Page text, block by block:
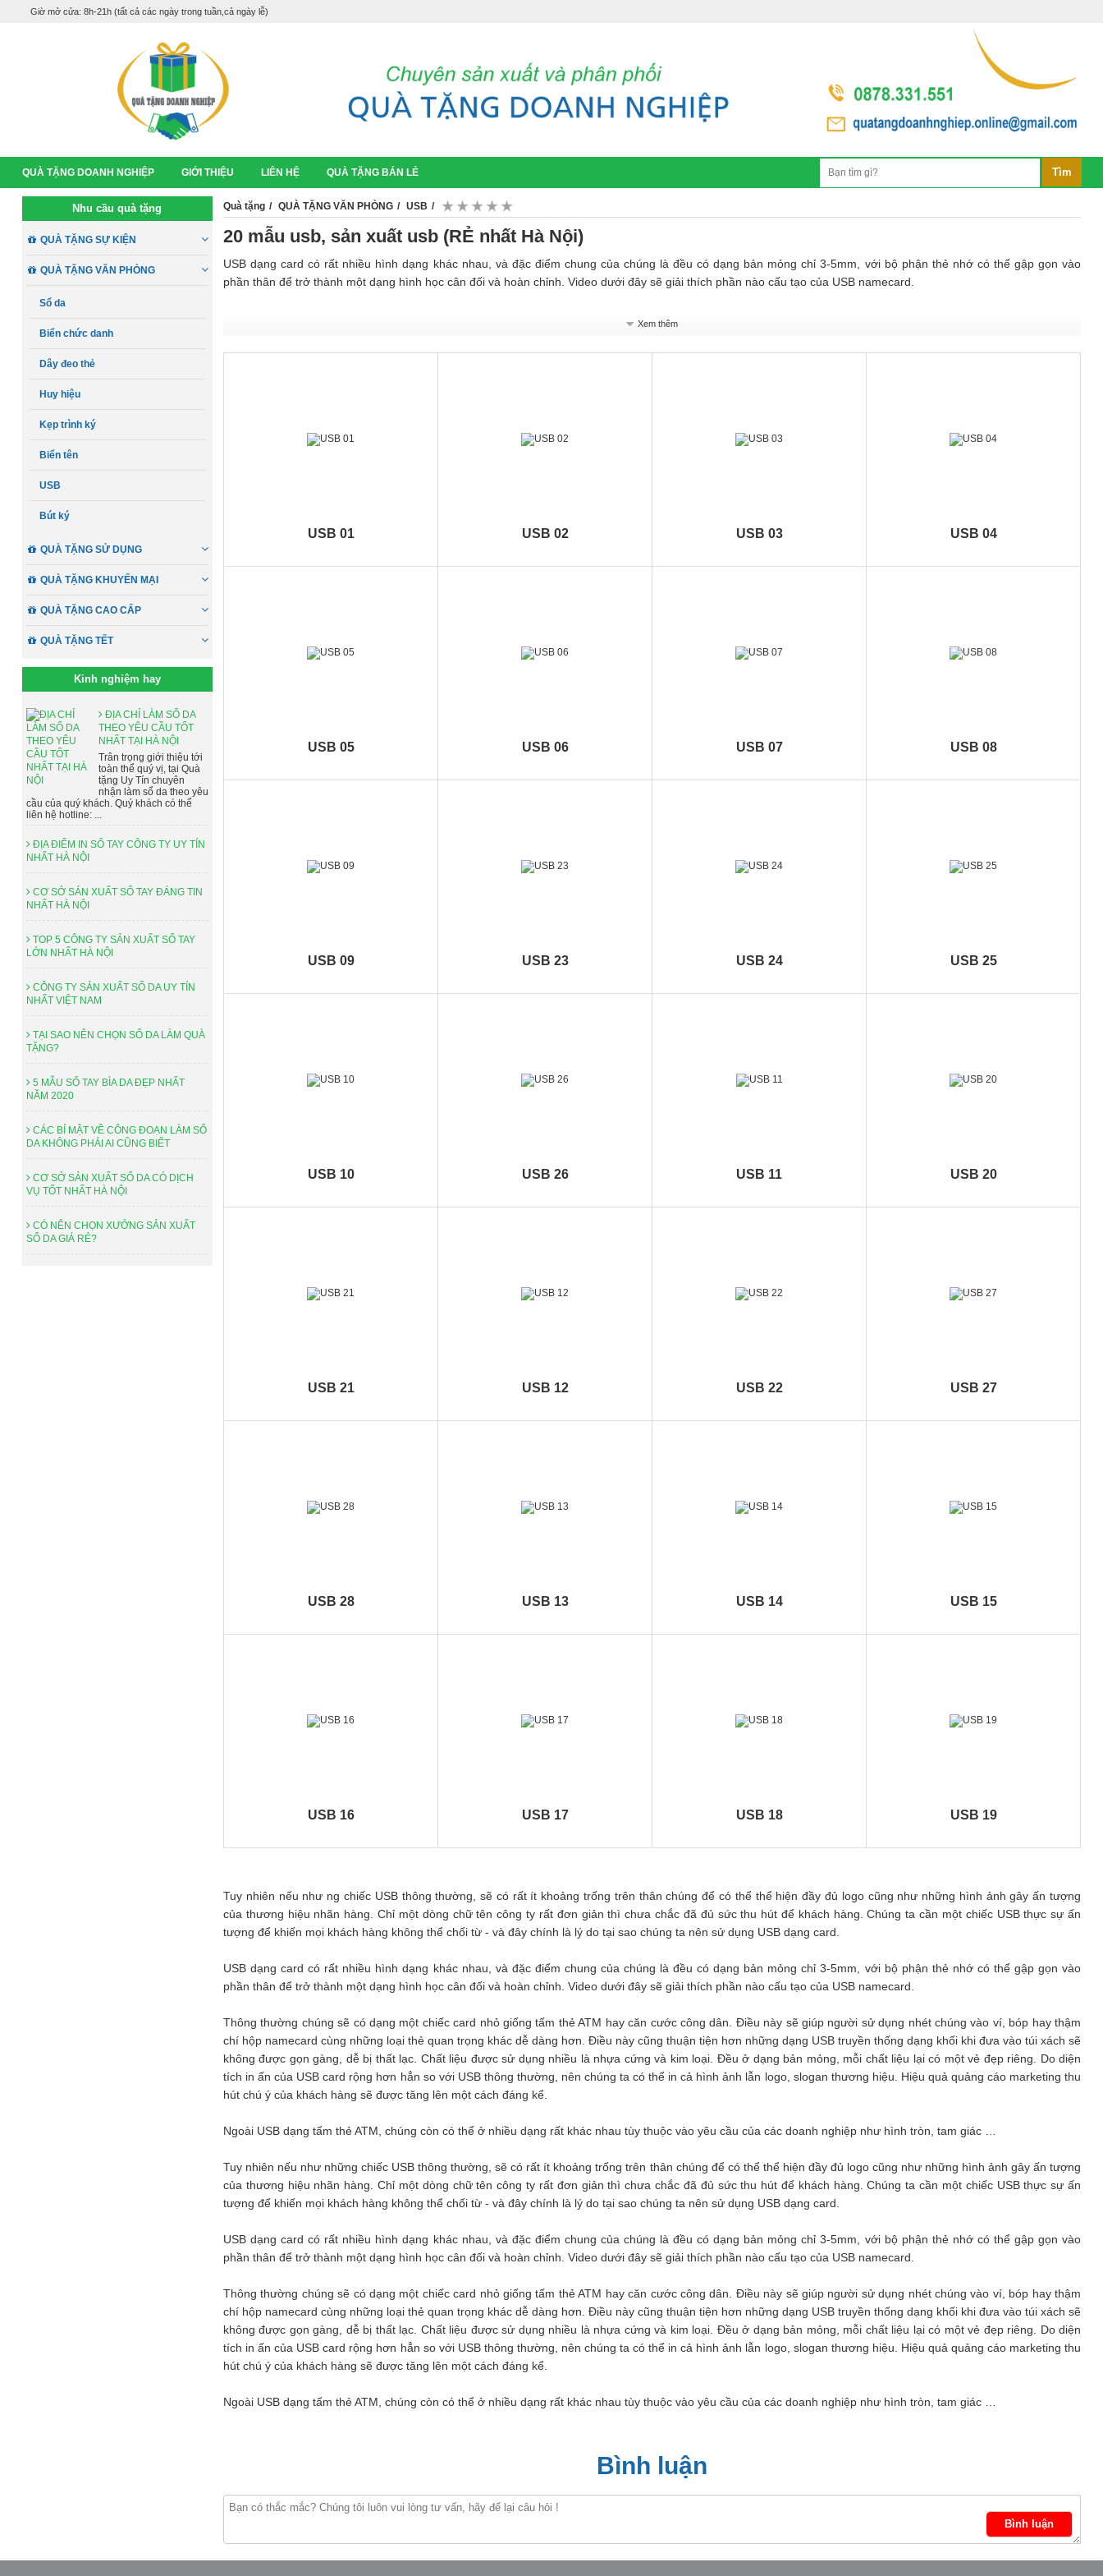
Giờ mở cửa: 8h-21h (tất cả các ngày trong tuần,cả ngày lễ)
QUÀ TẶNG DOANH NGHIỆP GIỚI THIỆU LIÊN HỆ QUÀ TẶNG BÁN LẺ
Nhu cầu quà tặng
QUÀ TẶNG SỰ KIỆN
QUÀ TẶNG VĂN PHÒNG
Sổ da
Biển chức danh
Dây đeo thẻ
Huy hiệu
Kẹp trình ký
Biển tên
USB
Bút ký
QUÀ TẶNG SỬ DỤNG
QUÀ TẶNG KHUYẾN MẠI
QUÀ TẶNG CAO CẤP
QUÀ TẶNG TẾT
Kinh nghiệm hay
ĐỊA CHỈ LÀM SỔ DA
THEO YÊU CẦU TỐT
NHẤT TẠI HÀ NỘI
Trân trọng giới thiệu tới
toàn thể quý vị, tại Quà
tặng Uy Tín chuyên
nhận làm sổ da theo yêu
cầu của quý khách. Quý khách có thể
liên hệ hotline: ...
ĐỊA ĐIỂM IN SỔ TAY CÔNG TY UY TÍN
NHẤT HÀ NỘI
CƠ SỞ SẢN XUẤT SỔ TAY ĐÁNG TIN
NHẤT HÀ NỘI
TOP 5 CÔNG TY SẢN XUẤT SỔ TAY
LỚN NHẤT HÀ NỘI
CÔNG TY SẢN XUẤT SỔ DA UY TÍN
NHẤT VIỆT NAM
TẠI SAO NÊN CHỌN SỔ DA LÀM QUÀ
TẶNG?
5 MẪU SỔ TAY BÌA DA ĐẸP NHẤT
NĂM 2020
CÁC BÍ MẬT VỀ CÔNG ĐOẠN LÀM SỔ
DA KHÔNG PHẢI AI CŨNG BIẾT
CƠ SỞ SẢN XUẤT SỔ DA CÓ DỊCH
VỤ TỐT NHẤT HÀ NỘI
CÓ NÊN CHỌN XƯỞNG SẢN XUẤT
SỔ DA GIÁ RẺ?
Quà tặng QUÀ TẶNG VĂN PHÒNG
USB
3
20 mẫu usb, sản xuất usb (RẺ nhất Hà Nội)
USB dạng card có rất nhiều hình dạng khác nhau, và đặc điểm chung của chúng là đều có dạng bản mỏng chỉ 3-5mm, với bộ phận thẻ nhớ có thể gập gọn vào
phần thân để trở thành một dạng hình học cân đối và hoàn chỉnh. Video dưới đây sẽ giải thích phần nào cấu tạo của USB namecard.
Xem thêm
USB 01 USB 02 USB 03 USB 04
USB 05 USB 06 USB 07 USB 08
USB 09 USB 23 USB 24 USB 25
USB 10 USB 26 USB 11 USB 20
USB 21 USB 12 USB 22 USB 27
USB 28 USB 13 USB 14 USB 15
USB 16 USB 17 USB 18 USB 19
Tuy nhiên nếu như ng chiếc USB thông thường, sẽ có rất ít khoảng trống trên thân chúng để có thể thể hiện đầy đủ logo cũng như những hình ảnh gây ấn tượng
của thương hiệu nhãn hàng. Chỉ một dòng chữ tên công ty rất đơn giản thì chưa chắc đã đủ sức thu hút để khách hàng. Chúng ta cần một chiếc USB thực sự ấn
tượng để khiến mọi khách hàng không thể chối từ - và đây chính là lý do tại sao chúng ta nên sử dụng USB dạng card.
USB dạng card có rất nhiều hình dạng khác nhau, và đặc điểm chung của chúng là đều có dạng bản mỏng chỉ 3-5mm, với bộ phận thẻ nhớ có thể gập gọn vào
phần thân để trở thành một dạng hình học cân đối và hoàn chỉnh. Video dưới đây sẽ giải thích phần nào cấu tạo của USB namecard.
Thông thường chúng sẽ có dạng một chiếc card nhỏ giống tấm thẻ ATM hay căn cước công dân. Điều này sẽ giúp người sử dụng nhét chúng vào ví, bóp hay thậm
chí hộp namecard cùng những loại thẻ quan trọng khác dễ dàng hơn. Điều này cũng thuận tiện hơn những dạng USB truyền thống dạng khối khi đưa vào túi xách sẽ
không được gọn gàng, dễ bị thất lạc. Chất liệu được sử dụng nhiều là nhựa cứng và kim loại. Đều ở dạng bản mỏng, mỗi chất liệu lại có một vẻ đẹp riêng. Do diện
tích in ấn của USB card rộng hơn hẳn so với USB thông thường, nên chúng ta có thể in cả hình ảnh lẫn logo, slogan thương hiệu. Hiệu quả quảng cáo marketing thu
hút chú ý của khách hàng sẽ được tăng lên một cách đáng kể.
Ngoài USB dạng tấm thẻ ATM, chúng còn có thể ở nhiều dạng rất khác nhau tùy thuộc vào yêu cầu của các doanh nghiệp như hình tròn, tam giác …
Tuy nhiên nếu như những chiếc USB thông thường, sẽ có rất ít khoảng trống trên thân chúng để có thể thể hiện đầy đủ logo cũng như những hình ảnh gây ấn tượng
của thương hiệu nhãn hàng. Chỉ một dòng chữ tên công ty rất đơn giản thì chưa chắc đã đủ sức thu hút để khách hàng. Chúng ta cần một chiếc USB thực sự ấn
tượng để khiến mọi khách hàng không thể chối từ - và đây chính là lý do tại sao chúng ta nên sử dụng USB dạng card.
USB dạng card có rất nhiều hình dạng khác nhau, và đặc điểm chung của chúng là đều có dạng bản mỏng chỉ 3-5mm, với bộ phận thẻ nhớ có thể gập gọn vào
phần thân để trở thành một dạng hình học cân đối và hoàn chỉnh. Video dưới đây sẽ giải thích phần nào cấu tạo của USB namecard.
Thông thường chúng sẽ có dạng một chiếc card nhỏ giống tấm thẻ ATM hay căn cước công dân. Điều này sẽ giúp người sử dụng nhét chúng vào ví, bóp hay thậm
chí hộp namecard cùng những loại thẻ quan trọng khác dễ dàng hơn. Điều này cũng thuận tiện hơn những dạng USB truyền thống dạng khối khi đưa vào túi xách sẽ
không được gọn gàng, dễ bị thất lạc. Chất liệu được sử dụng nhiều là nhựa cứng và kim loại. Đều ở dạng bản mỏng, mỗi chất liệu lại có một vẻ đẹp riêng. Do diện
tích in ấn của USB card rộng hơn hẳn so với USB thông thường, nên chúng ta có thể in cả hình ảnh lẫn logo, slogan thương hiệu. Hiệu quả quảng cáo marketing thu
hút chú ý của khách hàng sẽ được tăng lên một cách đáng kể.
Ngoài USB dạng tấm thẻ ATM, chúng còn có thể ở nhiều dạng rất khác nhau tùy thuộc vào yêu cầu của các doanh nghiệp như hình tròn, tam giác …
Bình luận
Bình luận